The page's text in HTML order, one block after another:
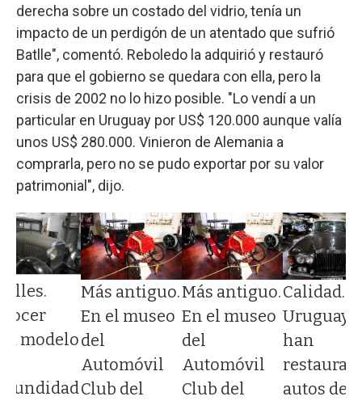
derecha sobre un costado del vidrio, tenía un
impacto de un perdigón de un atentado que sufrió
Batlle", comentó. Reboledo la adquirió y restauró
para que el gobierno se quedara con ella, pero la
crisis de 2002 no lo hizo posible. "Lo vendí a un
particular en Uruguay por US$ 120.000 aunque valía
unos US$ 280.000. Vinieron de Alemania a
comprarla, pero no se pudo exportar por su valor
patrimonial", dijo.
modelo
Más antiguo.
En el museo
del
Automóvil
Club del
Más antiguo.
En el museo
del
Automóvil
Club del
Calidad.
Uruguay
han
autos de